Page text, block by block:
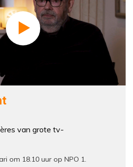
van grote tv-
om 18.10 uur op NPO 1.